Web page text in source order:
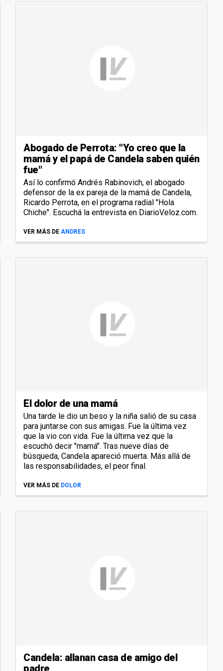
Abogado de Perrota: "Yo creo que la
mamá y el papá de Candela saben quién
fue"
Así lo confirmó Andrés Rabinovich, el abogado
defensor de la ex pareja de la mamá de Candela,
Ricardo Perrota, en el programa radial "Hola
Chiche". Escuchá la entrevista en DiarioVeloz.com.
VER MÁS DE ANDRES
El dolor de una mamá
Una tarde le dio un beso y la niña salió de su casa
para juntarse con sus amigas. Fue la última vez
que la vio con vida. Fue la última vez que la
escuchó decir "mamá". Tras nueve días de
búsqueda, Candela apareció muerta. Más allá de
las responsabilidades, el peor final.
VER MÁS DE DOLOR
Candela: allanan casa de amigo del
padre